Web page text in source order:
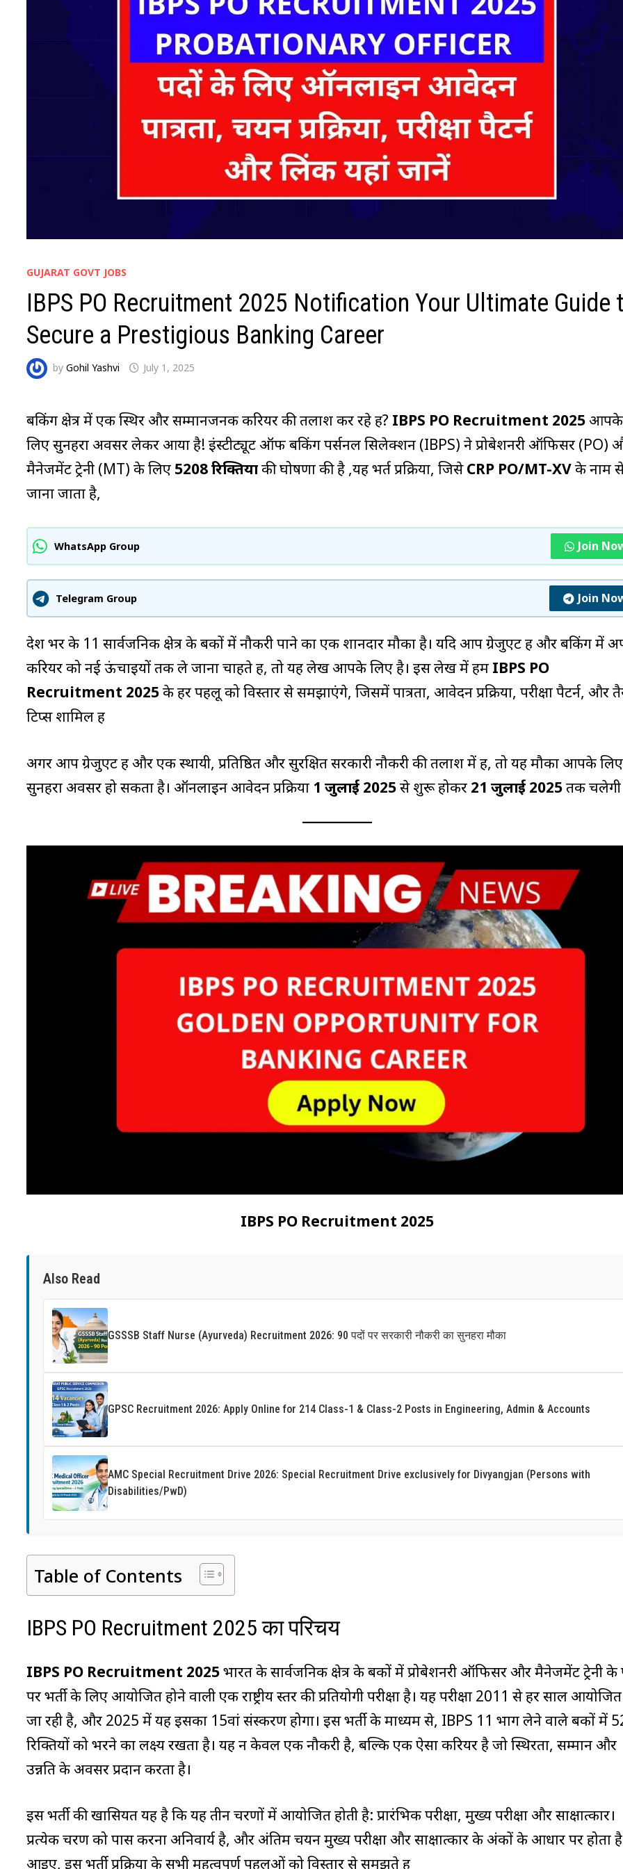
GUJARAT GOVT JOBS
IBPS PO Recruitment 2025 Notification Your Ultimate Guide
Secure a Prestigious Banking Career
byGohil Yashvi July 1, 2025
बैंकिंग क्षेत्र में एक स्थिर और सम्मानजनक करियर की तलाश कर रहे हैं? IBPS PO Recruitment 2025 आपके
लिए सुनहरा अवसर लेकर आया है! इंस्टीट्यूट ऑफ बैंकिंग पर्सनल सिलेक्शन (IBPS) ने प्रोबेशनरी ऑफिसर (PO)
मैनेजमेंट ट्रेनी (MT) के लिए 5208 रिक्तियोंकी घोषणा की है ,यह भर्त प्रक्रिया, जिसेCRP PO/MT-XVके नाम
जाना जाता है,
WhatsApp Group Join
Telegram Group Join
देश भर के 11 सार्वजनिक क्षेत्र के बैंकों में नौकरी पाने का एक शानदार मौका है। यदि आप ग्रेजुएट हैं और बैंकिंग में
करियर को नई ऊंचाइयों तक ले जाना चाहते हैं, तो यह लेख आपके लिए है। इस लेख में हम IBPS PO
Recruitment 2025के हर पहलू को विस्तार से समझाएंगे, जिसमें पात्रता, आवेदन प्रक्रिया, परीक्षा पैटर्न, और
टिप्स शामिल हैं
अगर आप ग्रेजुएट हैं और एक स्थायी, प्रतिष्ठित और सुरक्षित सरकारी नौकरी की तलाश में हैं, तो यह मौका आपके लिए
सुनहरा अवसर हो सकता है। ऑनलाइन आवेदन प्रक्रिया 1 जुलाई 2025से शुरू होकर 21 जुलाई 2025तक
IBPS PO Recruitment 2025
Also Read
GSSSB Staff Nurse (Ayurveda) Recruitment 2026: 90 पदों पर सरकारी नौकरी का सुनहरा मौका
GPSC Recruitment 2026: Apply Online for 214 Class-1 & Class-2 Posts in Engineering, Admin & Accounts
AMC Special Recruitment Drive 2026: Special Recruitment Drive exclusively for Divyangjan (Persons with
Disabilities/PwD)
Table of Contents
IBPS PO Recruitment 2025 का परिचय
IBPS PO Recruitment 2025भारत के सार्वजनिक क्षेत्र के बैंकों में प्रोबेशनरी ऑफिसर और मैनेजमेंट ट्रेनी के
पर भर्ती के लिए आयोजित होने वाली एक राष्ट्रीय स्तर की प्रतियोगी परीक्षा है। यह परीक्षा 2011 से हर साल
जा रही है, और 2025 में यह इसका 15वां संस्करण होगा। इस भर्ती के माध्यम से, IBPS 11 भाग लेने वाले बैंकों में
रिक्तियों को भरने का लक्ष्य रखता है। यह न केवल एक नौकरी है, बल्कि एक ऐसा करियर है जो स्थिरता, सम्मान और
उन्नति के अवसर प्रदान करता है।
इस भर्ती की खासियत यह है कि यह तीन चरणों में आयोजित होती है: प्रारंभिक परीक्षा, मुख्य परीक्षा और साक्षात्कार।
प्रत्येक चरण को पास करना अनिवार्य है, और अंतिम चयन मुख्य परीक्षा और साक्षात्कार के अंकों के आधार पर होता
आइए, इस भर्ती प्रक्रिया के सभी महत्वपूर्ण पहलुओं को विस्तार से समझते हैं